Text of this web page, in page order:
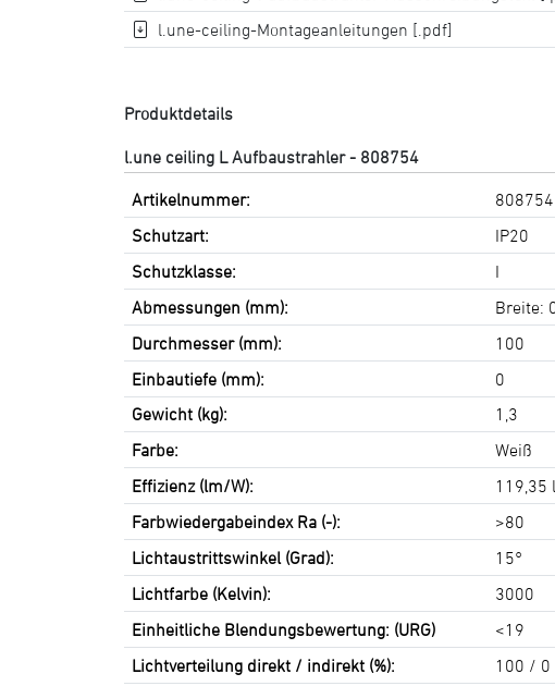
l.une-ceiling-Montageanleitungen [.pdf]
Produktdetails
l.une ceiling L Aufbaustrahler - 808754
Artikelnummer:
808754
Schutzart:
IP20
Schutzklasse:
I
Abmessungen (mm):
Breite:
Durchmesser (mm):
100
Einbautiefe (mm):
0
Gewicht (kg):
1,3
Farbe:
Weiß
Effizienz (lm/W):
119,35
Farbwiedergabeindex Ra (-):
>80
Lichtaustrittswinkel (Grad):
15°
Lichtfarbe (Kelvin):
3000
Einheitliche Blendungsbewertung: (URG)
<19
Lichtverteilung direkt / indirekt (%):
100 / 0